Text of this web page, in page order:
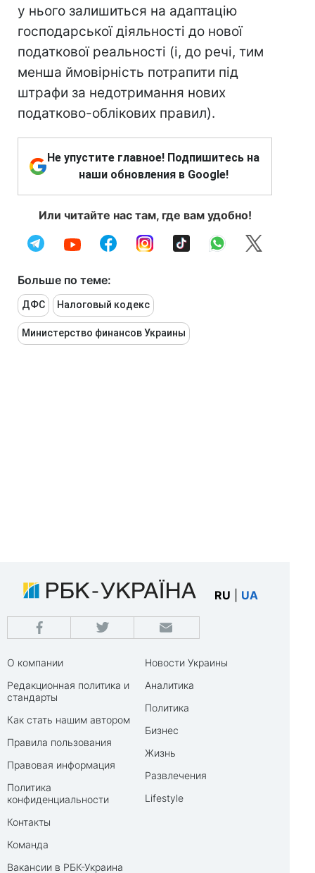
у нього залишиться на адаптацію
господарської діяльності до нової
податкової реальності (і, до речі, тим
менша ймовірність потрапити під
штрафи за недотримання нових
податково-облікових правил).
Не упустите главное! Подпишитесь на
наши обновления в Google!
Или читайте нас там, где вам удобно!
Больше по теме:
ДФС Налоговый кодекс
Министерство финансов Украины
RU UA
О компании
Редакционная политика и
стандарты
Как стать нашим автором
Правила пользования
Правовая информация
Политика
конфиденциальности
Контакты
Команда
Вакансии в РБК-Украина
Новости Украины
Аналитика
Политика
Бизнес
Жизнь
Развлечения
Lifestyle